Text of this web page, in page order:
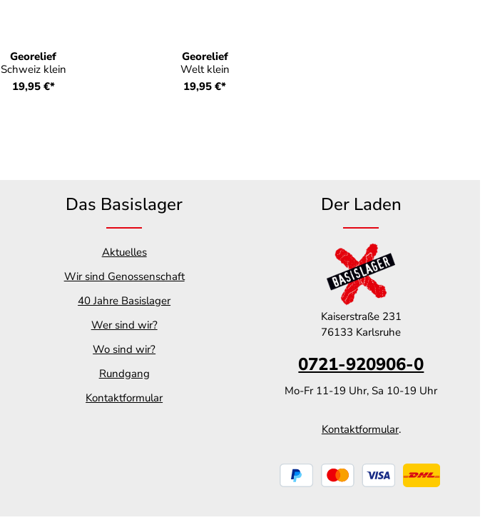
Georelief
Schweiz klein
19,95 €*
Georelief
Welt klein
19,95 €*
Das Basislager
Aktuelles
Wir sind Genossenschaft
40 Jahre Basislager
Wer sind wir?
Wo sind wir?
Rundgang
Kontaktformular
Der Laden
Kaiserstraße 231
76133 Karlsruhe
0721-920906-0
Mo-Fr 11-19 Uhr, Sa 10-19 Uhr
Kontaktformular.